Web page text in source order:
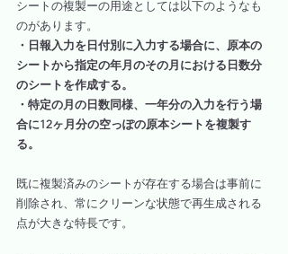
シートの複製ーの用途としては以下のようなも
のがあります。
・日報入力を日付別に入力する場合に、原本の
シートから指定の年月のその月における日数分
のシートを作成する。
・特定の月の日数同様、一年分の入力を行う場
合に12ヶ月分の空っぽの原本シートを複製す
る。
既に複製済みのシートが存在する場合は事前に
削除され、常にクリーンな状態で再生成される
点が大きな特長です。